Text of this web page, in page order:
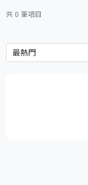
共 0 筆項目